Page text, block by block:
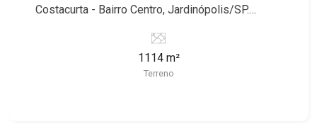
Costacurta - Bairro Centro, Jardinópolis/SP.
Martinelli Imobiliária selecionou para você: -
1.114m² de área terreno - Plano Martinelli
Imobiliária, referência no mercado imobiliário
1114 m²
Terreno